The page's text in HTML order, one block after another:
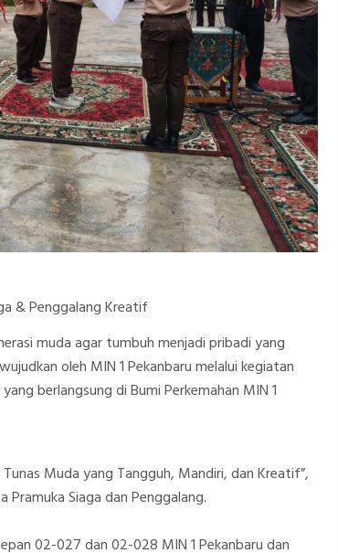
& Penggalang Kreatif
muda agar tumbuh menjadi pribadi yang
oleh MIN 1 Pekanbaru melalui kegiatan
berlangsung di Bumi Perkemahan MIN 1
Muda yang Tangguh, Mandiri, dan Kreatif”,
Siaga dan Penggalang.
02-027 dan 02-028 MIN 1 Pekanbaru dan